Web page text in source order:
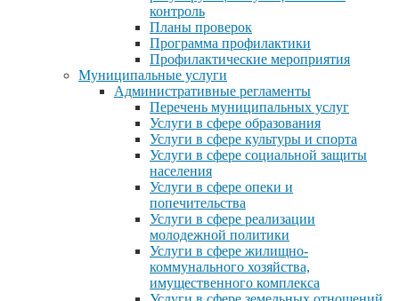
контроль
Планы проверок
Программа профилактики
Профилактические мероприятия
Муниципальные услуги
Административные регламенты
Перечень муниципальных услуг
Услуги в сфере образования
Услуги в сфере культуры и спорта
Услуги в сфере социальной защиты
населения
Услуги в сфере опеки и
попечительства
Услуги в сфере реализации
молодежной политики
Услуги в сфере жилищно-
коммунального хозяйства,
имущественного комплекса